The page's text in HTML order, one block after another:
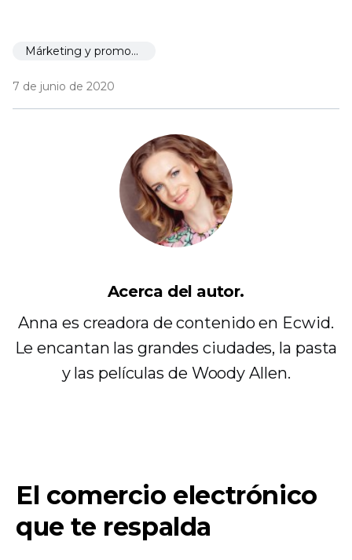
Márketing y promoción
7 de junio de 2020
Acerca del autor.
Anna es creadora de contenido en Ecwid.
Le encantan las grandes ciudades, la pasta
y las películas de Woody Allen.
El comercio electrónico
que te respalda